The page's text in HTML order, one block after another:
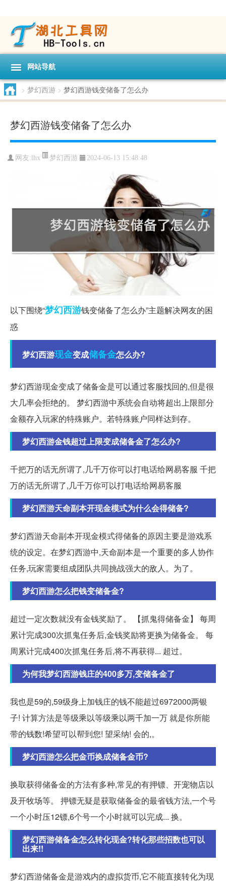
网站导航
> 梦幻西游 > 梦幻西游钱变储备了怎么办
梦幻西游钱变储备了怎么办
网友: lhx 梦幻西游 2024-06-13 15:48:48
以下围绕“梦幻西游钱变储备了怎么办”主题解决网友的困
惑
梦幻西游现金变成储备金怎么办?
梦幻西游现金变成了储备金是可以通过客服找回的,但是很
大几率会拒绝的。 梦幻西游中系统会自动将超出上限部分
金额存入玩家的特殊账户。若特殊账户同样达到存。
梦幻西游金钱超过上限变成储备金了怎么办?
千把万的话无所谓了,几千万你可以打电话给网易客服 千把
万的话无所谓了,几千万你可以打电话给网易客服
梦幻西游天命副本开现金模式为什么会得储备?
梦幻西游天命副本开现金模式得储备的原因主要是游戏系
统的设定。在梦幻西游中,天命副本是一个重要的多人协作
任务,玩家需要组成团队共同挑战强大的敌人。为了。
梦幻西游怎么把钱变储备金?
超过一定次数就没有金钱奖励了。 【抓鬼得储备金】 每周
累计完成300次抓鬼任务后,金钱奖励将更换为储备金。 每
周累计完成400次抓鬼任务后,将不再获得... 超过。
为何我梦幻西游钱庄的400多万,变储备金了
我也是59的,59级身上加钱庄的钱不能超过6972000两银
子! 计算方法是等级乘以等级乘以两千加一万 就是你所能
带的钱数!希望可以帮到您! 望采纳! 会的,。
梦幻西游怎么把金币换成储备金币?
换取获得储备金的方法有多种,常见的有押镖、开宠物店以
及开牧场等。 押镖无疑是获取储备金的最省钱方法,一个号
一个小时压12镖,6个号一个小时就可以完成... 换。
梦幻西游储备金怎么转化现金?转化那些招数也可以
出来!!
梦幻西游储备金是游戏内的虚拟货币,它不能直接转化为现